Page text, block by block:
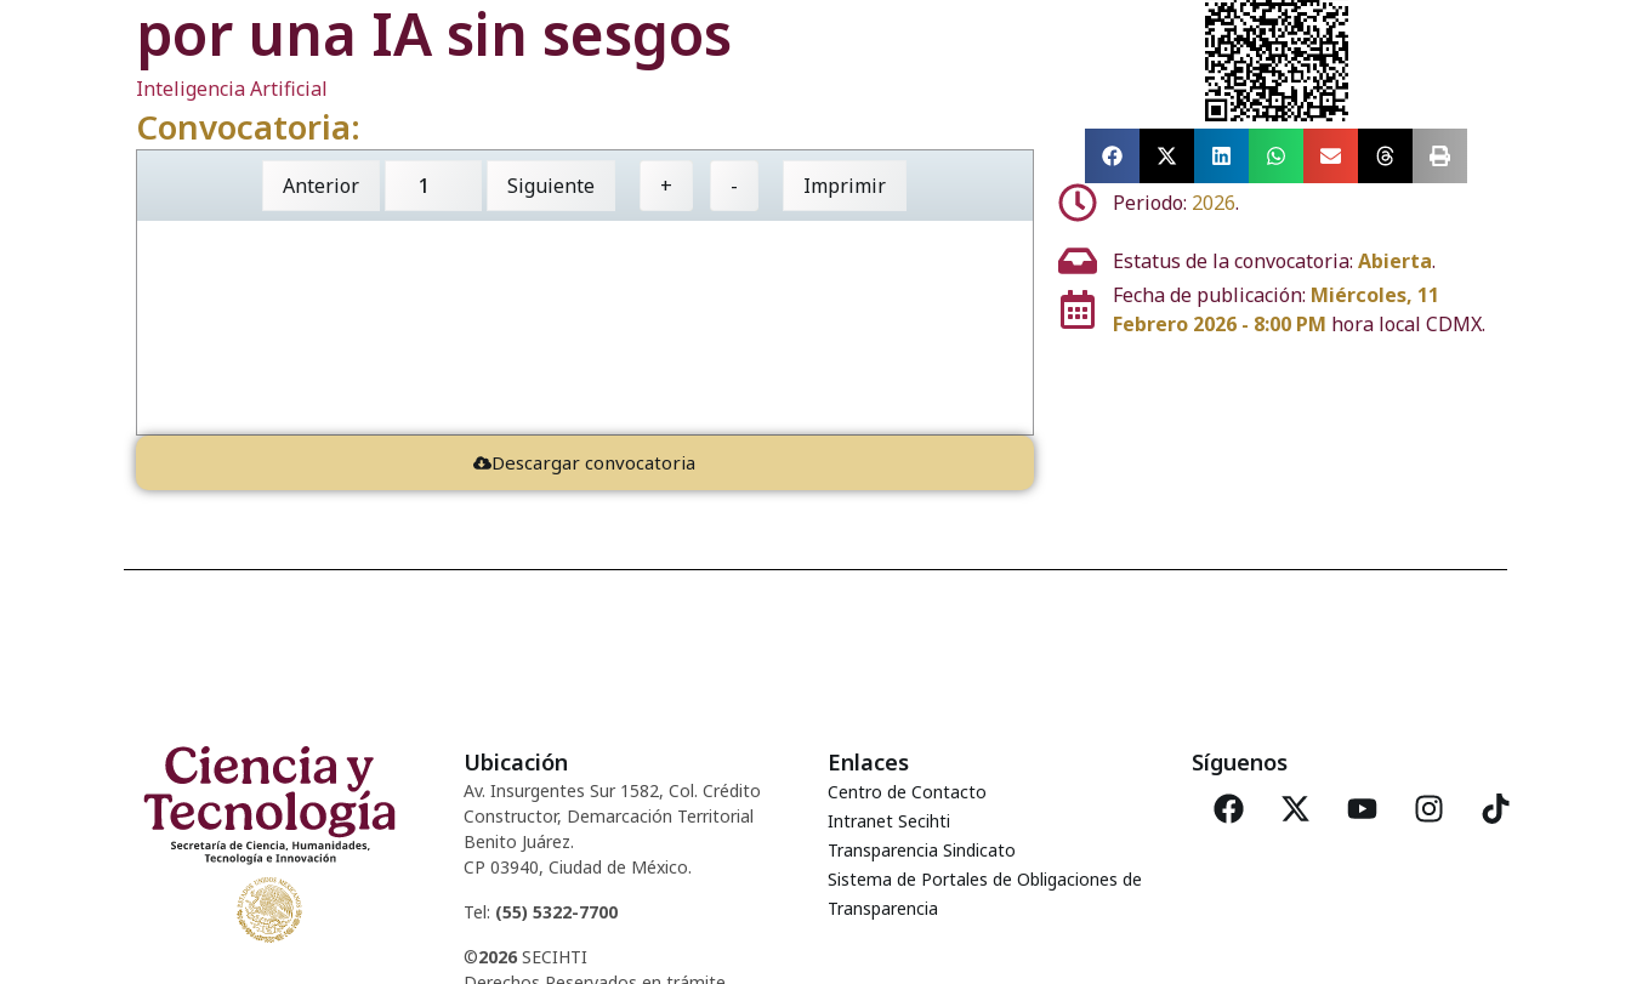
por una IA sin sesgos
Inteligencia Artificial
Convocatoria:
Anterior Siguiente + - Imprimir
Descargar convocatoria
Periodo: 2026.
Estatus de la convocatoria: Abierta.
Fecha de publicación: Miércoles, 11
Febrero 2026 - 8:00 PM hora local CDMX.
Ubicación
Av. Insurgentes Sur 1582, Col. Crédito
Constructor, Demarcación Territorial
Benito Juárez.
CP 03940, Ciudad de México.
Tel: (55) 5322-7700
©2026 SECIHTI
Enlaces
Centro de Contacto
Intranet Secihti
Transparencia Sindicato
Sistema de Portales de Obligaciones de
Transparencia
Síguenos